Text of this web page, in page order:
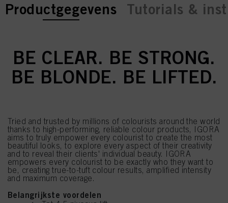
current tab:
current tab:
Productgegevens Tutorials &
BE CLEAR. BE STRONG.
BE BLONDE. BE LIFTED.
Tried and trusted by millions of colourists around the world
thanks to high-performing, reliable colour products, IGORA
aims to truly empower every colourist to create the most
beautiful looks, to explore every aspect of their creativity
and to reveal their clients' individual beauty. IGORA
empowers every colourist to be exactly who they want to
be, creating true-to-tuft colour results, amplified intensity
and maximum coverage.
Belangrijkste voordelen